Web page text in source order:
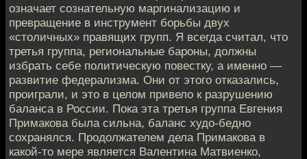
означает сознательную маргинализацию и
превращение в инструмент борьбы двух
«столичных» правящих групп. Я всегда считал, что
третья группа, региональные бароны, должны
избрать себе политическую повестку, а именно —
развитие федерализма. Они от этого отказались,
проиграли, и это в целом привело к разрушению
баланса в России. Пока эта третья группа Евгения
Примакова была сильна, баланс худо-бедно
сохранялся. Продолжателем дела Примакова в
какой-то мере является Валентина Матвиенко,